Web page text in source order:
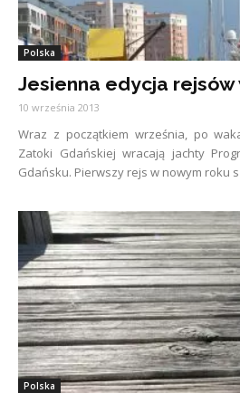
Polska
Jesienna edycja
10 września 2013
Wraz z początkiem września, po
Zatoki Gdańskiej wracają jachty
Gdańsku. Pierwszy rejs w nowym roku
Polska